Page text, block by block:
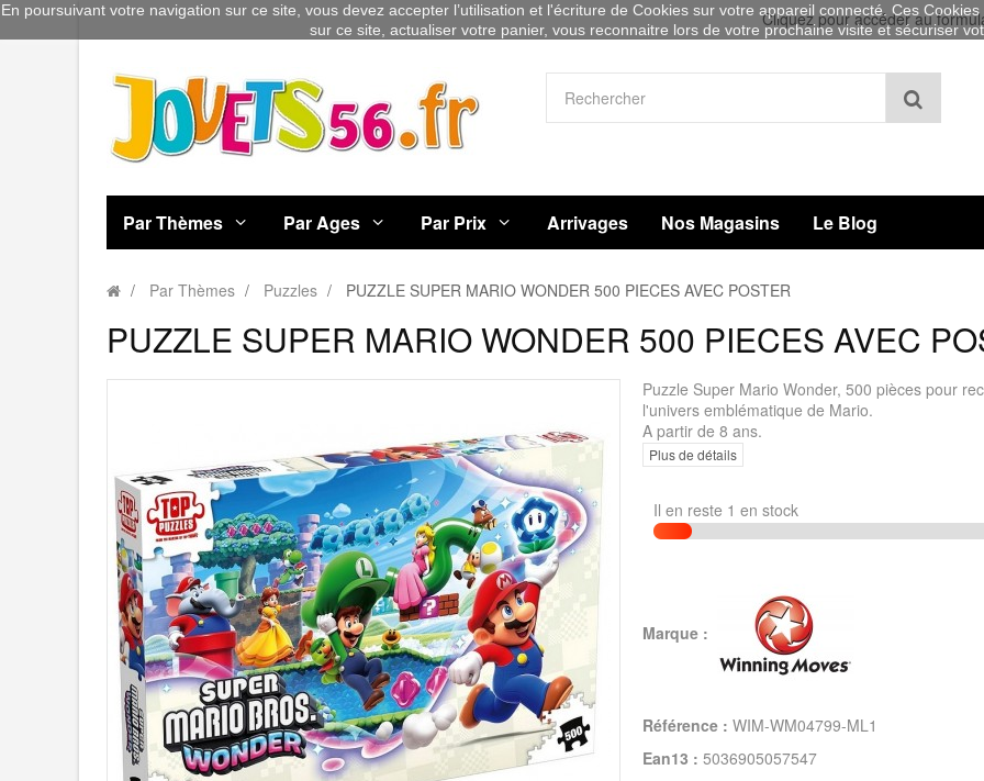
Cliquez pour accéder au
Par Thèmes Par Ages Par Prix Arrivages Nos Magasins Le Blog
Par Thèmes Puzzles PUZZLE SUPER MARIO WONDER 500 PIECES AVEC POSTER
PUZZLE SUPER MARIO WONDER 500 PIECES AVEC
Puzzle Super Mario Wonder, 500 pièces pour
l'univers emblématique de Mario.
A partir de 8 ans.
Plus de détails
Il en reste 1 en stock
Marque :
Référence : WIM-WM04799-ML1
Ean13 : 5036905057547
En poursuivant votre navigation sur ce site, vous devez accepter l’utilisation et l'écriture de Cookies sur votre appareil connecté. Ces
sur ce site, actualiser votre panier, vous reconnaitre lors de votre prochaine visite et sécuriser